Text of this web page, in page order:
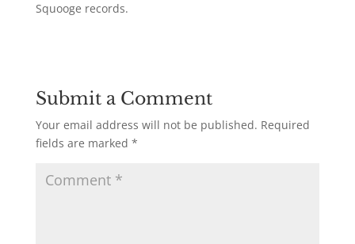
Squooge records.
Submit a Comment
Your email address will not be published. Required
fields are marked *